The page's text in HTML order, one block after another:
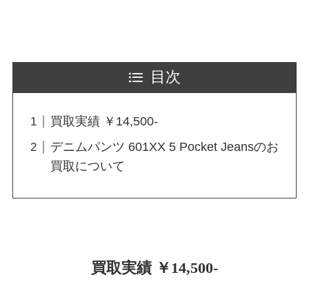
目次
買取実績 ￥14,500-
デニムパンツ 601XX 5 Pocket Jeansのお
買取について
買取実績 ￥14,500-